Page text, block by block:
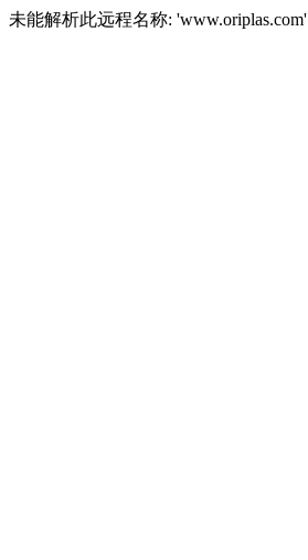
未能解析此远程名称: 'www.oriplas.com'